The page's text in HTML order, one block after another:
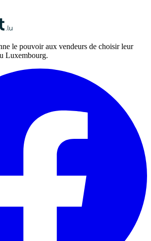
le pouvoir aux vendeurs de choisir leur
Luxembourg.